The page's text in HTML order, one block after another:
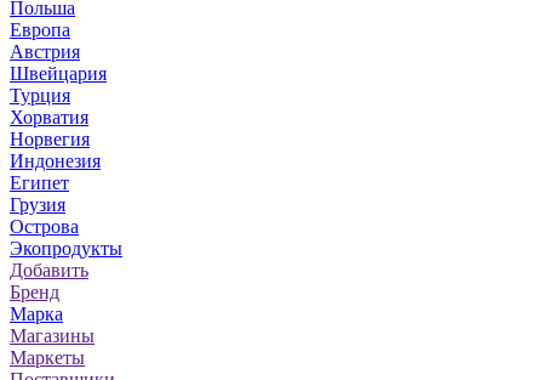
Польша
Европа
Австрия
Швейцария
Турция
Хорватия
Норвегия
Индонезия
Египет
Грузия
Острова
Экопродукты
Добавить
Бренд
Марка
Магазины
Маркеты